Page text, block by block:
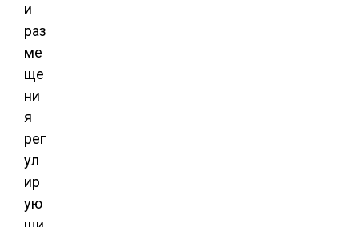
и
раз
ме
ще
ни
я
рег
ул
ир
ую